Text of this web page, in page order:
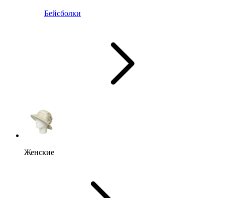
Бейсболки
Женские